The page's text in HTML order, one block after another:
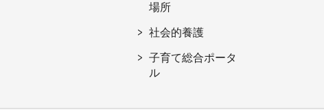
場所
社会的養護
子育て総合ポータ
ル